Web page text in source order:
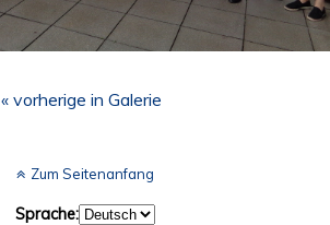
« vorherige in Galerie
Zum Seitenanfang
Sprache: